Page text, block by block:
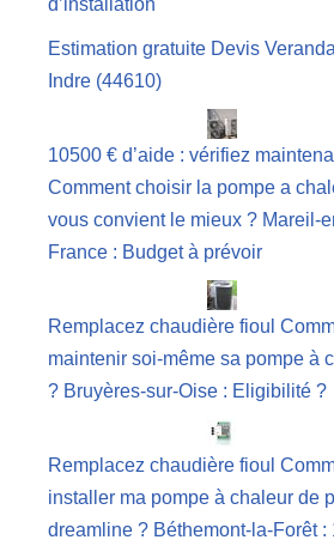
d’installation
Estimation gratuite Devis
Indre (44610)
10500 € d’aide : vérifiez
Comment choisir la pompe a
vous convient le mieux ? Mareil-
France : Budget à prévoir
Remplacez chaudière fioul
maintenir soi-même sa pompe à
? Bruyères-sur-Oise : Eligibilité ?
Remplacez chaudière fioul
installer ma pompe à chaleur de
dreamline ? Béthemont-la-Forêt :